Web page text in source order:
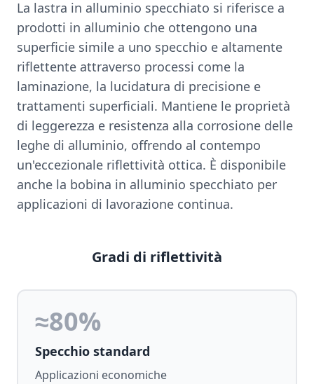
La lastra in alluminio specchiato si riferisce a
prodotti in alluminio che ottengono una
superficie simile a uno specchio e altamente
riflettente attraverso processi come la
laminazione, la lucidatura di precisione e
trattamenti superficiali. Mantiene le proprietà
di leggerezza e resistenza alla corrosione delle
leghe di alluminio, offrendo al contempo
un'eccezionale riflettività ottica. È disponibile
anche la bobina in alluminio specchiato per
applicazioni di lavorazione continua.
Gradi di riflettività
≈80%
Specchio standard
Applicazioni economiche